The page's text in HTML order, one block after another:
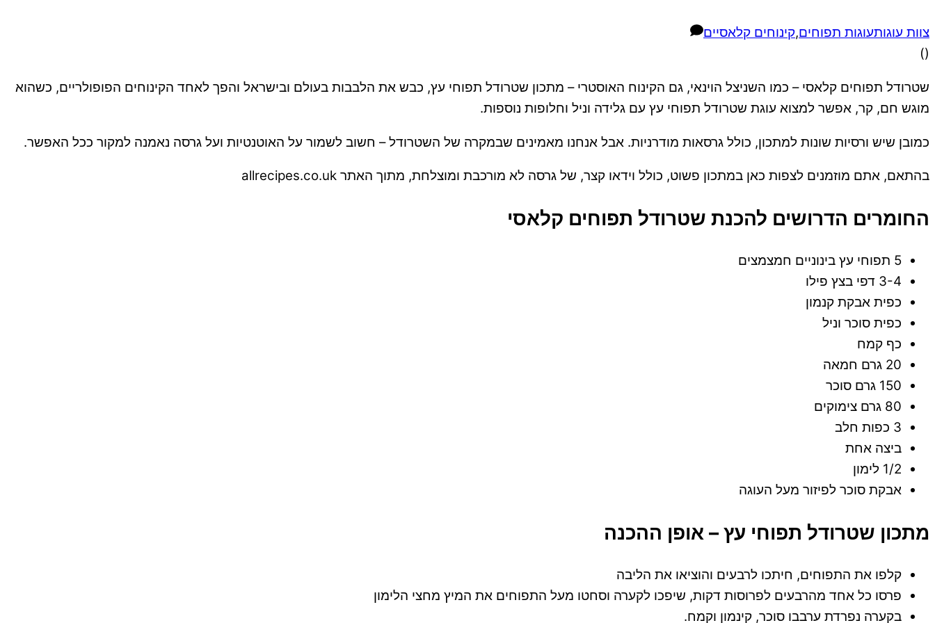
צוות עוגותעוגות תפוחים,קינוחים קלאסיים
(
)
שטרודל תפוחים קלאסי – כמו השניצל הוינאי, גם הקינוח האוסטרי – מתכון שטרודל תפוחי עץ, כבש את הלבבות בעולם ובישראל והפך לאחד הקינוחים הפופולריים, כשהוא
מוגש חם, קר, אפשר למצוא עוגת שטרודל תפוחי עץ עם גלידה וניל וחלופות נוספות.
כמובן שיש ורסיות שונות למתכון, כולל גרסאות מודרניות. אבל אנחנו מאמינים שבמקרה של השטרודל – חשוב לשמור על האוטנטיות ועל גרסה נאמנה למקור ככל האפשר.
בהתאם, אתם מוזמנים לצפות כאן במתכון פשוט, כולל וידאו קצר, של גרסה לא מורכבת ומוצלחת, מתוך האתר allrecipes.co.uk
החומרים הדרושים להכנת שטרודל תפוחים קלאסי
5 תפוחי עץ בינוניים חמצמצים
3-4 דפי בצץ פילו
כפית אבקת קנמון
כפית סוכר וניל
כף קמח
20 גרם חמאה
150 גרם סוכר
80 גרם צימוקים
3 כפות חלב
ביצה אחת
1/2 לימון
אבקת סוכר לפיזור מעל העוגה
מתכון שטרודל תפוחי עץ – אופן ההכנה
קלפו את התפוחים, חיתכו לרבעים והוציאו את הליבה
פרסו כל אחד מהרבעים לפרוסות דקות, שיפכו לקערה וסחטו מעל התפוחים את המיץ מחצי הלימון
בקערה נפרדת ערבבו סוכר, קינמון וקמח.